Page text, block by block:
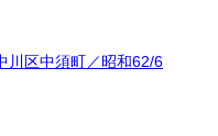
区中須町／昭和62/6